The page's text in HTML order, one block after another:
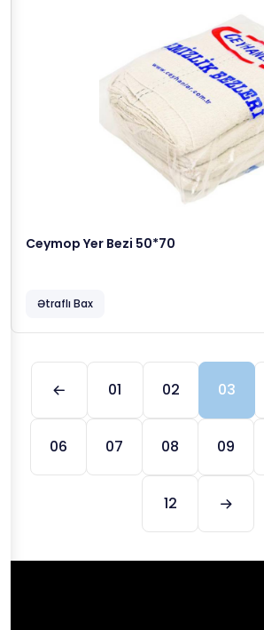
Ceymop Yer Bezi 50*70
Ətraflı Bax
01 02 03
06 07 08 09
12